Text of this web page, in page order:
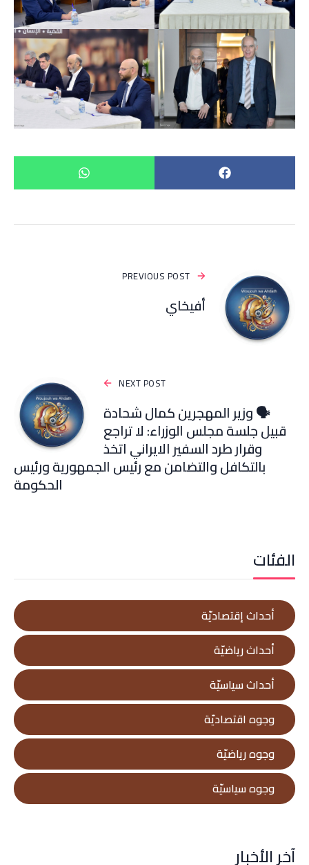
PREVIOUS POST
أفيخاي
NEXT POST
🗣️ وزير المهجرين كمال شحادة
قبيل جلسة مجلس الوزراء: لا تراجع
وقرار طرد السفير الايراني اتخذ
بالتكافل والتضامن مع رئيس الجمهورية ورئيس
الحكومة
الفئات
أحداث إقتصاديّة
أحداث رياضيّة
أحداث سياسيّة
وجوه اقتصاديّة
وجوه رياضيّة
وجوه سياسيّة
آخر الأخبار